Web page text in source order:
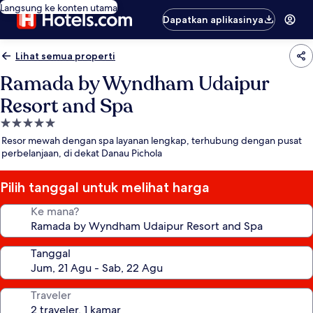
Langsung ke konten utama
Dapatkan aplikasinya
Lihat semua properti
Ramada by Wyndham Udaipur
Resort and Spa
Properti
bintang
5.0
Resor mewah dengan spa layanan lengkap, terhubung dengan pusat
perbelanjaan, di dekat Danau Pichola
Pilih tanggal untuk melihat harga
Ke mana?
Tanggal
Traveler